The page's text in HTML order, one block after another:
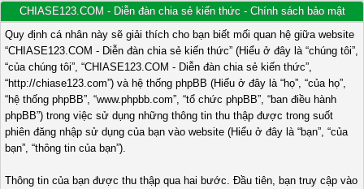
CHIASE123.COM - Diễn đàn chia sẻ kiến thức - Chính sách bảo mật
Quy định cá nhân này sẽ giải thích cho bạn biết mối quan hệ giữa website
“CHIASE123.COM - Diễn đàn chia sẻ kiến thức” (Hiểu ở đây là “chúng tôi”,
“của chúng tôi”, “CHIASE123.COM - Diễn đàn chia sẻ kiến thức”,
“http://chiase123.com”) và hệ thống phpBB (Hiểu ở đây là “họ”, “của họ”,
“hệ thống phpBB”, “www.phpbb.com”, “tổ chức phpBB”, “ban điều hành
phpBB”) trong việc sử dụng những thông tin thu thập được trong suốt
phiên đăng nhập sử dụng của bạn vào website (Hiểu ở đây là “bạn”, “của
bạn”, “thông tin của bạn”).
Thông tin của bạn được thu thập qua hai bước. Đầu tiên, bạn truy cập vào